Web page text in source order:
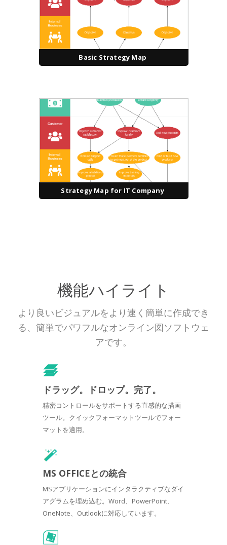
Basic Strategy Map
Strategy Map for IT Company
機能ハイライト
より良いビジュアルをより速く簡単に作成でき
る、簡単でパワフルなオンライン図ソフトウェ
アです。
ドラッグ。ドロップ。完了。
精密コントロールをサポートする直感的な描画
ツール。クイックフォーマットツールでフォー
マットを適用。
MS OFFICEとの統合
MSアプリケーションにインタラクティブなダイ
アグラムを埋め込む。Word、PowerPoint、
OneNote、Outlookに対応しています。